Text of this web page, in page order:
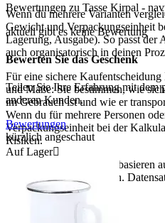
Wenn du mehrere Varianten
Gewicht und Verpackungseinheit
Lagerung, Ausgabe). So passt
auch organisatorisch in deinen
Für eine sichere
und Maße: Sie bestimmen, wie
im Gebrauch ist und wie er
Wenn du für mehrere Personen
Verpackungseinheit bei der
Risiken.
Alle Aussagen basieren
vorhandenen Artikeldaten.
Bewertungen zu Tasse Kirpal -
aktuell gibt es keine Bewertung
Bewerten Sie das Geschenk
Teilen Sie Ihre Erfahrung mit dem
anderen Kunden.
Bewertungen
kürzlich angeschaut
Auf Lager